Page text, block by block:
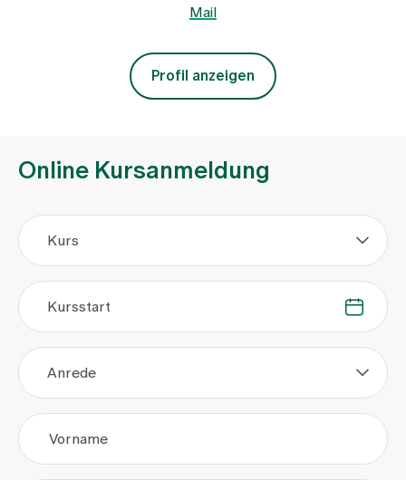
Mail
Profil anzeigen
Online Kursanmeldung
Kurs
. .
Kursstart
Anrede
Vorname